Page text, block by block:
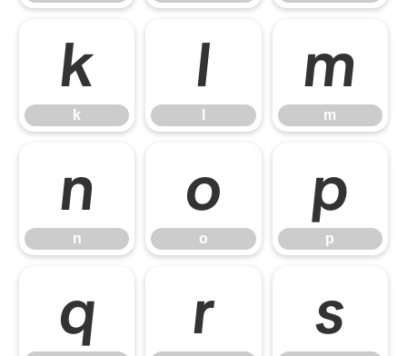
k
k
l m
m
n
n
o
o
p
p
q r s